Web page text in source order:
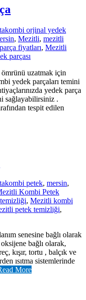
kombi orjinal yedek
, Mezitli, mezitli
fiyatları, Mezitli
parçası
uzatmak için
yedek parçaları temini
yedek parça
sağlayabilirsiniz .
tespit edilen
kombi petek, mersin,
Kombi Petek
, Mezitli kombi
petek temizliği,
senesine bağlı olarak
bağlı olarak,
kışır, tortu , balçık ve
ısıtma sistemlerinde
More